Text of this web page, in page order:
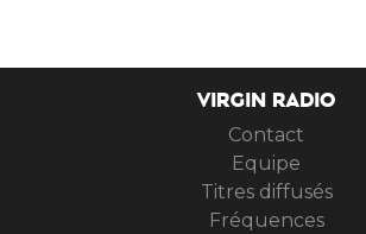
VIRGIN RADIO
Contact
Equipe
Titres diffusés
Fréquences